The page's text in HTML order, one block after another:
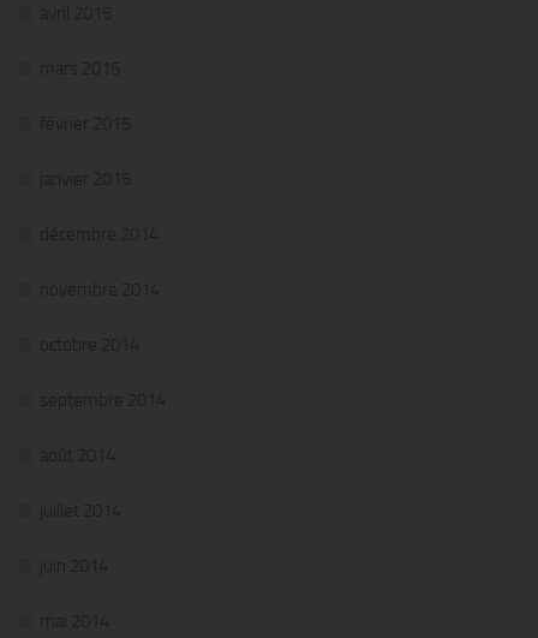
avril 2015
mars 2015
février 2015
janvier 2015
décembre 2014
novembre 2014
octobre 2014
septembre 2014
août 2014
juillet 2014
juin 2014
mai 2014